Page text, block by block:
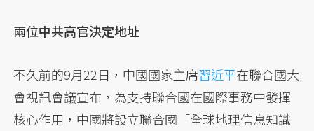
兩位中共高官決定地址
不久前的9月22日，中國國家主席習近平在聯合國大
會視訊會議宣布，為支持聯合國在國際事務中發揮
核心作用，中國將設立聯合國「全球地理信息知識